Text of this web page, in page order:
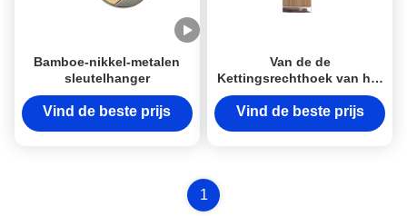
Bamboe-nikkel-metalen
sleutelhanger
Vind de beste prijs
Van de de
Kettingsrechthoek van het
metaalbamboe de Zeer
belangrijke Douane Logo
Vind de beste prijs
1